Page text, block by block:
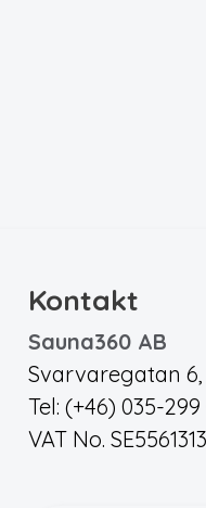
Kontakt
Sauna360 AB
Svarvaregatan
Tel: (+46) 035-299
VAT No.